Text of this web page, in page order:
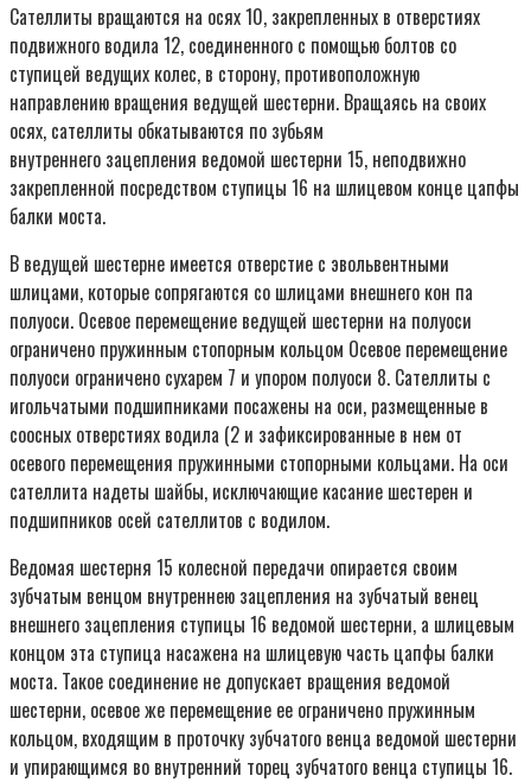
Сателлиты вращаются на осях 10, закрепленных в отверстиях
подвижного водила 12, соединенного с помощью болтов со
ступицей ведущих колес, в сторону, противоположную
направлению вращения ведущей шестерни. Вращаясь на своих
осях, сателлиты обкатываются по зубьям
внутреннего зацепления ведомой шестерни 15, неподвижно
закрепленной посредством ступицы 16 на шлицевом конце цапфы
балки моста.
В ведущей шестерне имеется отверстие с эвольвентными
шлицами, которые сопрягаются со шлицами внешнего кон па
полуоси. Осевое перемещение ведущей шестерни на полуоси
ограничено пружинным стопорным кольцом Осевое перемещение
полуоси ограничено сухарем 7 и упором полуоси 8. Сателлиты с
игольчатыми подшипниками посажены на оси, размещенные в
соосных отверстиях водила (2 и зафиксированные в нем от
осевого перемещения пружинными стопорными кольцами. На оси
сателлита надеты шайбы, исключающие касание шестерен и
подшипников осей сателлитов с водилом.
Ведомая шестерня 15 колесной передачи опирается своим
зубчатым венцом внутреннею зацепления на зубчатый венец
внешнего зацепления ступицы 16 ведомой шестерни, а шлицевым
концом эта ступица насажена на шлицевую часть цапфы балки
моста. Такое соединение не допускает вращения ведомой
шестерни, осевое же перемещение ее ограничено пружинным
кольцом, входящим в проточку зубчатого венца ведомой шестерни
и упирающимся во внутренний торец зубчатого венца ступицы 16.